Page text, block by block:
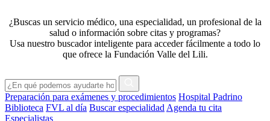
¿Buscas un servicio médico, una especialidad, un profesional de la
salud o información sobre citas y programas?
Usa nuestro buscador inteligente para acceder fácilmente a todo lo
que ofrece la Fundación Valle del Lili.
Preparación para exámenes y procedimientos Hospital Padrino
Biblioteca FVL al día Buscar especialidad Agenda tu cita
Especialistas